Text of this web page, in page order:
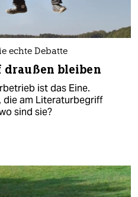
echte Debatte
draußen bleiben
ist das Eine.
die am Literaturbegriff
sind sie?